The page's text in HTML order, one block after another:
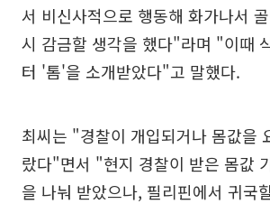
서 비신사적으로 행동해 화가나서
시 감금할 생각을 했다"라며 "이때
터 '톰'을 소개받았다"고 말했다.
최씨는 "경찰이 개입되거나 몸값을
랐다"면서 "현지 경찰이 받은 몸값
을 나눠 받았으나, 필리핀에서 귀국